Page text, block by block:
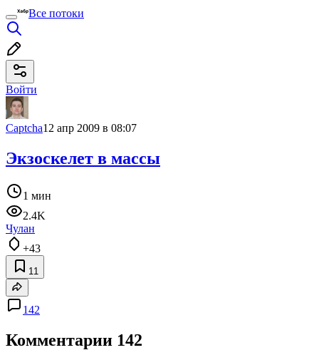
Все потоки
Войти
Captcha12 апр 2009 в 08:07
Экзоскелет в массы
1 мин
2.4K
Чулан
+43
11
142
Комментарии 142